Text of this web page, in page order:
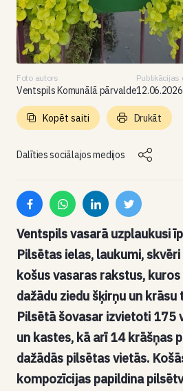
Foto autors
Ventspils Komunālā pārvalde
Publikācijas
12.06.2026
Dalīties sociālajos medijos
Kopēt saiti Drukāt
Ventspils vasarā uzplaukusi
Pilsētas ielas, laukumi,
košus vasaras rakstus,
dažādu ziedu šķirņu un
Pilsētā šovasar izvietoti 175
un kastes, kā arī 14 krāšņas
dažādās pilsētas vietās.
kompozīcijas papildina